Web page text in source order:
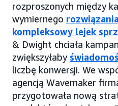
rozproszonych między
wymiernego
kompleksowy lejek
& Dwight chciała
zwiększyłaby
liczbę konwersji. We
agencją Wavemaker
przygotowała nową